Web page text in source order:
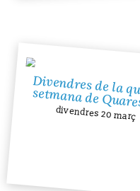
Divendres de la quarta setmana de
divendres 20 març